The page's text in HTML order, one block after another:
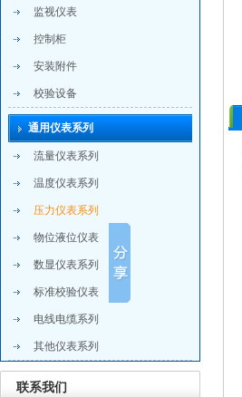
监视仪表
控制柜
安装附件
校验设备
通用仪表系列
流量仪表系列
温度仪表系列
压力仪表系列
物位液位仪表
数显仪表系列
标准校验仪表
电线电缆系列
其他仪表系列
联系我们